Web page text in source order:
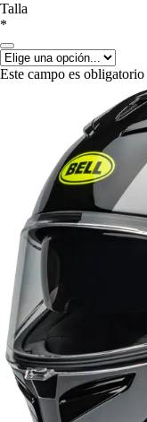
Talla
*
Este campo es obligatorio